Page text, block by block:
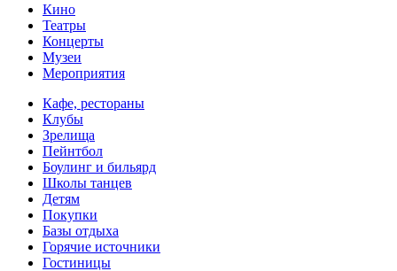
Кино
Театры
Концерты
Музеи
Мероприятия
Кафе, рестораны
Клубы
Зрелища
Пейнтбол
Боулинг и бильярд
Школы танцев
Детям
Покупки
Базы отдыха
Горячие источники
Гостиницы